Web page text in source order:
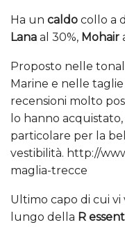
Ha un caldo collo a
Lana al 30%, Mohair
Proposto nelle
Marine e nelle
recensioni molto
lo hanno
particolare per la
vestibilità. http://
maglia-trecce
Ultimo capo di cui
lungo della R